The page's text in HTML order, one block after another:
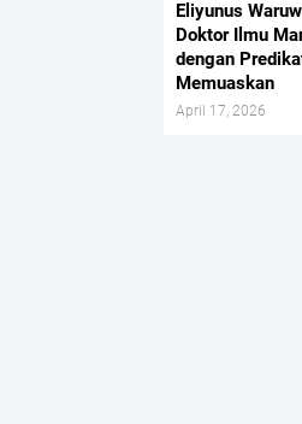
Eliyunus
Doktor Ilmu
dengan
Memuaskan
April 17, 2026